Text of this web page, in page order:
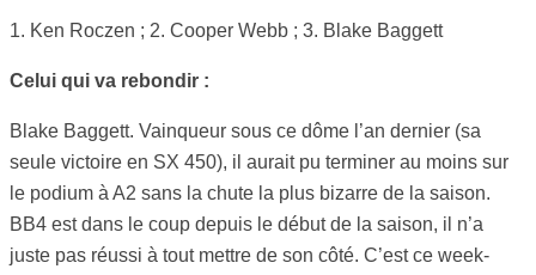
1. Ken Roczen ; 2. Cooper Webb ; 3. Blake Baggett
Celui qui va rebondir :
Blake Baggett. Vainqueur sous ce dôme l’an dernier (sa
seule victoire en SX 450), il aurait pu terminer au moins sur
le podium à A2 sans la chute la plus bizarre de la saison.
BB4 est dans le coup depuis le début de la saison, il n’a
juste pas réussi à tout mettre de son côté. C’est ce week-